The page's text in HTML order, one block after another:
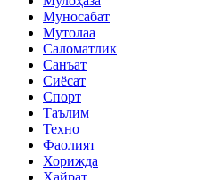
Муносабат
Мутолаа
Саломатлик
Санъат
Сиёсат
Спорт
Таълим
Техно
Фаолият
Хорижда
Ҳайрат